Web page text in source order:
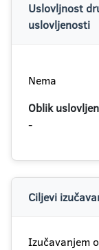
Uslovljnost
uslovljenosti
Nema
Oblik
-
Ciljevi
Izučavanjem